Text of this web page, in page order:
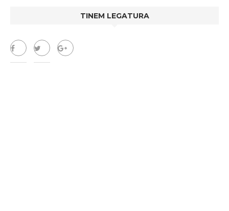
TINEM LEGATURA